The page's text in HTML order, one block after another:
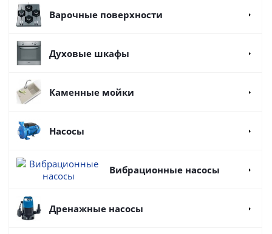
Варочные поверхности
Духовые шкафы
Каменные мойки
Насосы
Вибрационные насосы
Дренажные насосы